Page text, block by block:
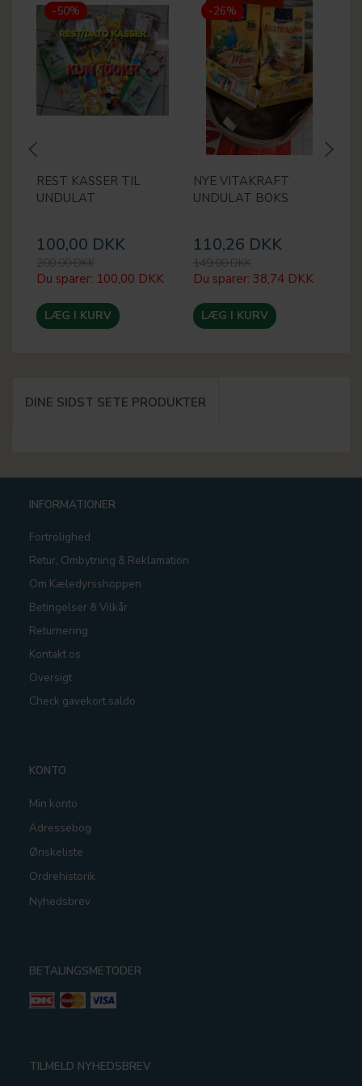
-50%
REST KASSER TIL
UNDULAT
100,00 DKK
200,00 DKK
Du sparer: 100,00 DKK
LÆG I KURV
-26%
NYE VITAKRAFT
UNDULAT BOKS
110,26 DKK
149,00 DKK
Du sparer: 38,74 DKK
LÆG I KURV
DINE SIDST SETE PRODUKTER
INFORMATIONER
Fortrolighed
Retur, Ombytning & Reklamation
Om Kæledyrsshoppen
Betingelser & Vilkår
Returnering
Kontakt os
Oversigt
Check gavekort saldo
KONTO
Min konto
Adressebog
Ønskeliste
Ordrehistorik
Nyhedsbrev
BETALINGSMETODER
TILMELD NYHEDSBREV